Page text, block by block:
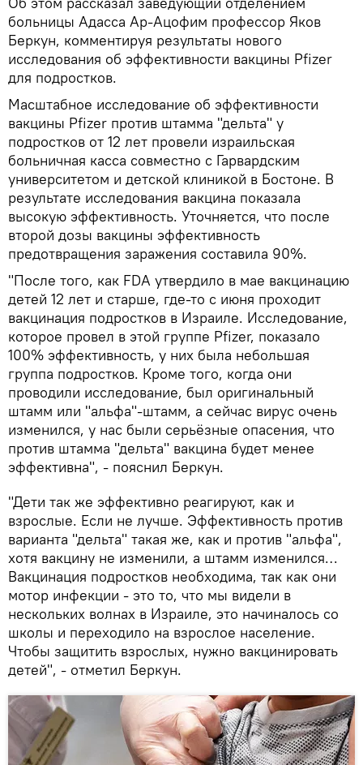
больницы Адасса Ар-Ацофим профессор Яков
Беркун, комментируя результаты нового
исследования об эффективности вакцины Pfizer
для подростков.
Масштабное исследование об эффективности
вакцины Pfizer против штамма "дельта" у
подростков от 12 лет провели израильская
больничная касса совместно с Гарвардским
университетом и детской клиникой в Бостоне. В
результате исследования вакцина показала
высокую эффективность. Уточняется, что после
второй дозы вакцины эффективность
предотвращения заражения составила 90%.
"После того, как FDA утвердило в мае вакцинацию
детей 12 лет и старше, где-то с июня проходит
вакцинация подростков в Израиле. Исследование,
которое провел в этой группе Pfizer, показало
100% эффективность, у них была небольшая
группа подростков. Кроме того, когда они
проводили исследование, был оригинальный
штамм или "альфа"-штамм, а сейчас вирус очень
изменился, у нас были серьёзные опасения, что
против штамма "дельта" вакцина будет менее
эффективна", - пояснил Беркун.
"Дети так же эффективно реагируют, как и
взрослые. Если не лучше. Эффективность против
варианта "дельта" такая же, как и против "альфа",
хотя вакцину не изменили, а штамм изменился…
Вакцинация подростков необходима, так как они
мотор инфекции - это то, что мы видели в
нескольких волнах в Израиле, это начиналось со
школы и переходило на взрослое население.
Чтобы защитить взрослых, нужно вакцинировать
детей", - отметил Беркун.